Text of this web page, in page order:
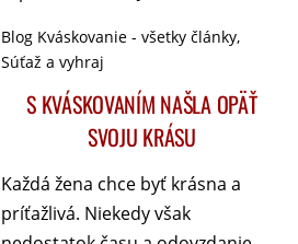
Blog Kváskovanie - všetky články,
Súťaž a vyhraj
S KVÁSKOVANÍM NAŠLA OPÄŤ
SVOJU KRÁSU
Každá žena chce byť krásna a
príťažlivá. Niekedy však